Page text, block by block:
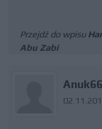
Przejdź do wpisu
Abu Zabi